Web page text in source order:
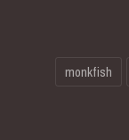
monkfish